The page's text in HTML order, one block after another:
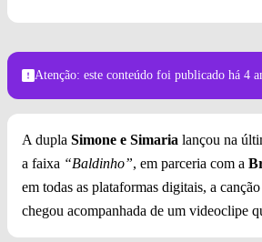
Atenção: este conteúdo foi publicado há 4
A dupla Simone e Simaria lançou na
a faixa “Baldinho”, em parceria com a
em todas as plataformas digitais, a
chegou acompanhada de um videoclipe